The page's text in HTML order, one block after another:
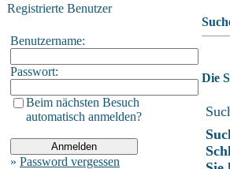
Registrierte Benutzer
Benutzername:
Passwort:
Beim nächsten Besuch
automatisch anmelden?
» Password vergessen
Die